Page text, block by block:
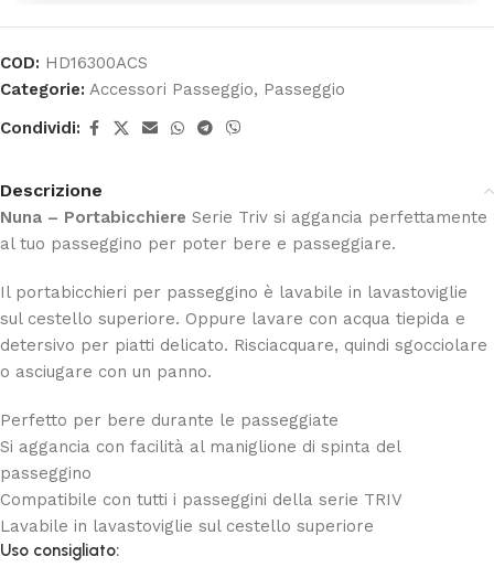
COD: HD16300ACS
Categorie: Accessori Passeggio, Passeggio
Condividi:
Descrizione
Nuna – Portabicchiere Serie Triv si aggancia perfettamente
al tuo passeggino per poter bere e passeggiare.
Il portabicchieri per passeggino è lavabile in lavastoviglie
sul cestello superiore. Oppure lavare con acqua tiepida e
detersivo per piatti delicato. Risciacquare, quindi sgocciolare
o asciugare con un panno.
Perfetto per bere durante le passeggiate
Si aggancia con facilità al maniglione di spinta del
passeggino
Compatibile con tutti i passeggini della serie TRIV
Lavabile in lavastoviglie sul cestello superiore
Uso consigliato: